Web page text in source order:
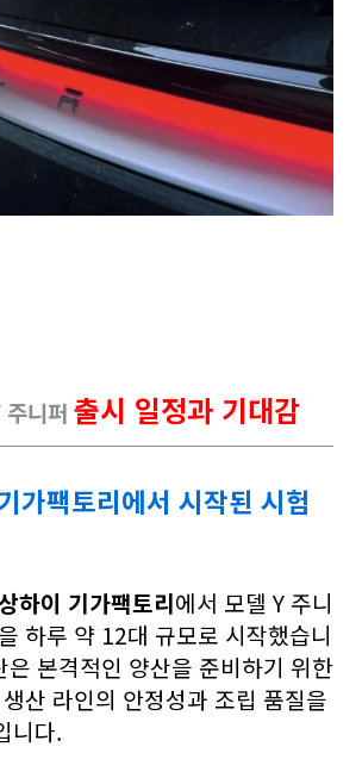
니퍼 출시 일정과 기대감
가팩토리에서 시작된 시험
하이 기가팩토리에서 모델 Y 주니
하루 약 12대 규모로 시작했습니
은 본격적인 양산을 준비하기 위한
산 라인의 안정성과 조립 품질을
니다.